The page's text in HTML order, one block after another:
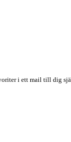
i ett mail till dig